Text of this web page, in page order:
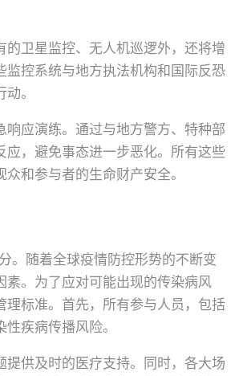
卫星监控、无人机巡逻外，还将增
控系统与地方执法机构和国际反恐
。
应演练。通过与地方警方、特种部
，避免事态进一步恶化。所有这些
和参与者的生命财产安全。
。随着全球疫情防控形势的不断变
。为了应对可能出现的传染病风
标准。首先，所有参与人员，包括
疾病传播风险。
供及时的医疗支持。同时，各大场